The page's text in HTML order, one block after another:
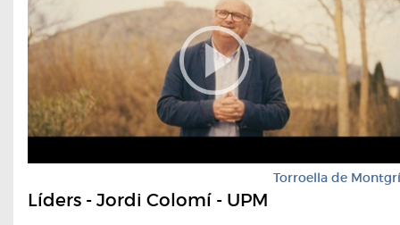
Torroella de Montgrí
Líders - Jordi Colomí - UPM